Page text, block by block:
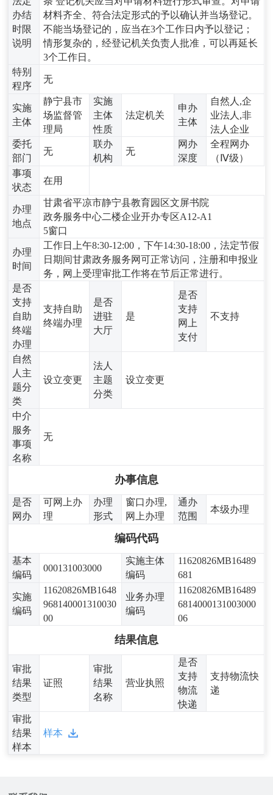
办结
时限
说明
材料齐全、符合法定形式的予以确认并当场登记。
不能当场登记的，应当在3个工作日内予以登记；
情形复杂的，经登记机关负责人批准，可以再延长
3个工作日。
特别
程序
无
实施
主体
静宁县市
场监督管
理局
实施
主体
性质
法定机关
申办
主体
自然人,企
业法人,非
法人企业
委托
部门
无
联办
机构
无
网办
深度
全程网办
（Ⅳ级）
事项
状态
在用
办理
地点
甘肃省平凉市静宁县教育园区文屏书院
政务服务中心二楼企业开办专区A12-A1
5窗口
办理
时间
工作日上午8:30-12:00，下午14:30-18:00，法定节假
日期间甘肃政务服务网可正常访问，注册和申报业
务，网上受理审批工作将在节后正常进行。
是否
支持
自助
终端
办理
支持自助
终端办理
是否
进驻
大厅
是
是否
支持
网上
支付
不支持
自然
人主
题分
类
设立变更
法人
主题
分类
设立变更
中介
服务
事项
名称
无
办事信息
是否
网办
可网上办
理
办理
形式
窗口办理,
网上办理
通办
范围
本级办理
编码代码
基本
编码
000131003000
实施主体
编码
11620826MB16489
681
实施
编码
11620826MB1648
968140001310030
00
业务办理
编码
11620826MB16489
6814000131003000
06
结果信息
审批
结果
类型
证照
审批
结果
名称
营业执照
是否
支持
物流
快递
支持物流快
递
审批
结果
样本
样本